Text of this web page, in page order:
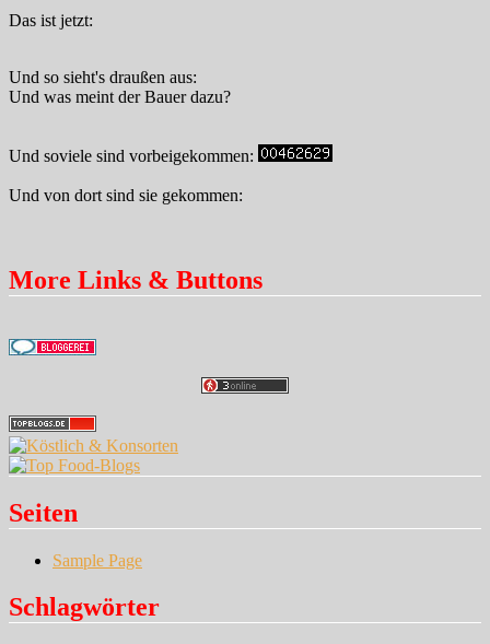
Das ist jetzt:
Und so sieht's draußen aus:
Und was meint der Bauer dazu?
Und soviele sind vorbeigekommen:
Und von dort sind sie gekommen:
More Links & Buttons
Seiten
Sample Page
Schlagwörter